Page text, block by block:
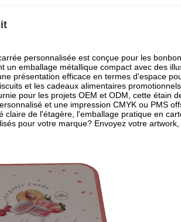
personnalisée est conçue pour les
un emballage métallique compact avec des
présentation efficace en termes d'espace
et les cadeaux alimentaires promotionnels.
pour les projets OEM et ODM, cette étain
et une impression CMYK ou PMS
claire de l'étagère, l'emballage pratique en
pour votre marque? Envoyez votre